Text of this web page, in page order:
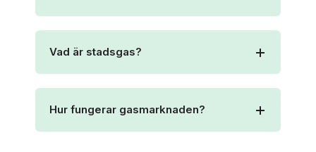
Vad är stadsgas?
Hur fungerar gasmarknaden?